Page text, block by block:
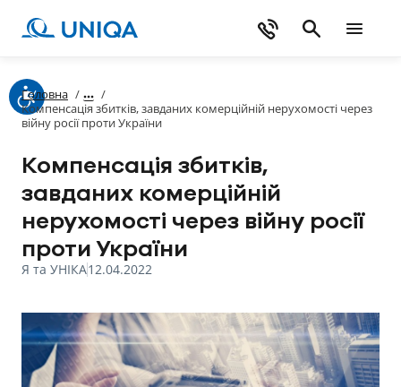
Головна /
/
Компенсація збитків, завданих комерційній нерухомості через
війну росії проти України
Компенсація збитків,
завданих комерційній
нерухомості через війну росії
проти України
Я та УНІКА12.04.2022